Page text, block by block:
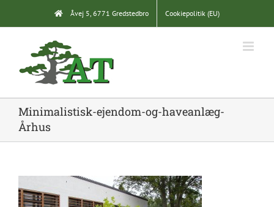
content
Åvej 5, 6771 Gredstedbro Cookiepolitik (EU)
Minimalistisk-ejendom-og-haveanlæg-
Århus